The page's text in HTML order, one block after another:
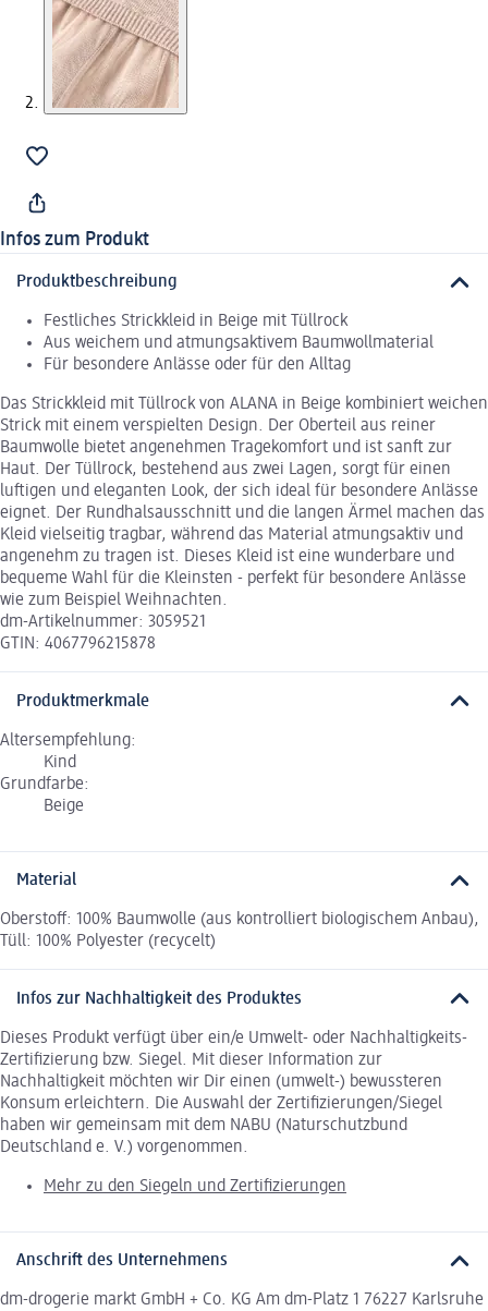
Infos zum Produkt
Produktbeschreibung
Festliches Strickkleid in Beige mit Tüllrock
Aus weichem und atmungsaktivem Baumwollmaterial
Für besondere Anlässe oder für den Alltag
Das Strickkleid mit Tüllrock von ALANA in Beige kombiniert weichen
Strick mit einem verspielten Design. Der Oberteil aus reiner
Baumwolle bietet angenehmen Tragekomfort und ist sanft zur
Haut. Der Tüllrock, bestehend aus zwei Lagen, sorgt für einen
luftigen und eleganten Look, der sich ideal für besondere Anlässe
eignet. Der Rundhalsausschnitt und die langen Ärmel machen das
Kleid vielseitig tragbar, während das Material atmungsaktiv und
angenehm zu tragen ist. Dieses Kleid ist eine wunderbare und
bequeme Wahl für die Kleinsten - perfekt für besondere Anlässe
wie zum Beispiel Weihnachten.
dm-Artikelnummer: 3059521
GTIN: 4067796215878
Produktmerkmale
Altersempfehlung:
Kind
Grundfarbe:
Beige
Material
Oberstoff: 100% Baumwolle (aus kontrolliert biologischem Anbau),
Tüll: 100% Polyester (recycelt)
Infos zur Nachhaltigkeit des Produktes
Dieses Produkt verfügt über ein/e Umwelt- oder Nachhaltigkeits-
Zertifizierung bzw. Siegel. Mit dieser Information zur
Nachhaltigkeit möchten wir Dir einen (umwelt-) bewussteren
Konsum erleichtern. Die Auswahl der Zertifizierungen/Siegel
haben wir gemeinsam mit dem NABU (Naturschutzbund
Deutschland e. V.) vorgenommen.
Mehr zu den Siegeln und Zertifizierungen
Anschrift des Unternehmens
dm-drogerie markt GmbH + Co. KG Am dm-Platz 1 76227 Karlsruhe